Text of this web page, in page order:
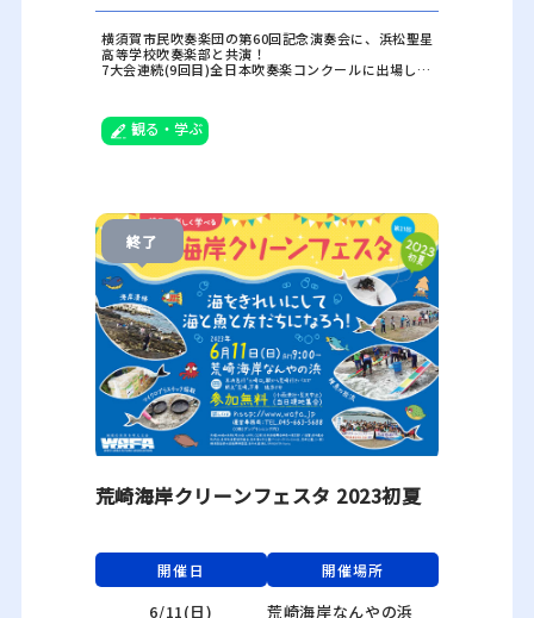
横須賀市民吹奏楽団の第60回記念演奏会に、浜松聖星
高等学校吹奏楽部と共演！
7大会連続(9回目)全日本吹奏楽コンクールに出場して
観る・学ぶ
終了
荒崎海岸クリーンフェスタ 2023初夏
開催日
6/11(日)
開催場所
荒崎海岸なんやの浜